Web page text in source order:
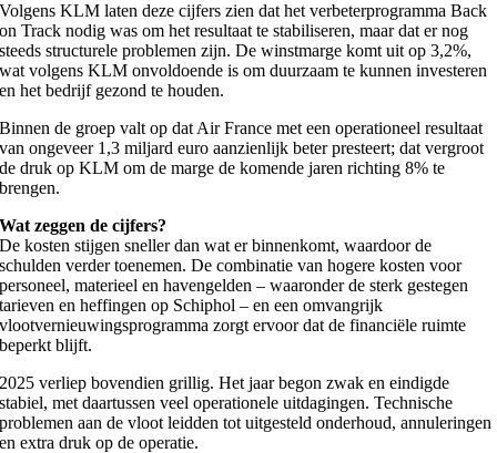
Volgens KLM laten deze cijfers zien dat het verbeterprogramma Back
on Track nodig was om het resultaat te stabiliseren, maar dat er nog
steeds structurele problemen zijn. De winstmarge komt uit op 3,2%,
wat volgens KLM onvoldoende is om duurzaam te kunnen investeren
en het bedrijf gezond te houden.
Binnen de groep valt op dat Air France met een operationeel resultaat
van ongeveer 1,3 miljard euro aanzienlijk beter presteert; dat vergroot
de druk op KLM om de marge de komende jaren richting 8% te
brengen.
Wat zeggen de cijfers?
De kosten stijgen sneller dan wat er binnenkomt, waardoor de
schulden verder toenemen. De combinatie van hogere kosten voor
personeel, materieel en havengelden – waaronder de sterk gestegen
tarieven en heffingen op Schiphol – en een omvangrijk
vlootvernieuwingsprogramma zorgt ervoor dat de financiële ruimte
beperkt blijft.
2025 verliep bovendien grillig. Het jaar begon zwak en eindigde
stabiel, met daartussen veel operationele uitdagingen. Technische
problemen aan de vloot leidden tot uitgesteld onderhoud, annuleringen
en extra druk op de operatie.​